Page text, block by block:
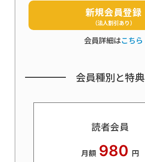
新規会員登録
（法人割引あり）
会員詳細はこちら
会員種別と特典
読者会員
月額 980 円